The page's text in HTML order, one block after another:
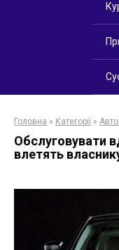
Головна » Категорії »
Обслуговувати
влетять